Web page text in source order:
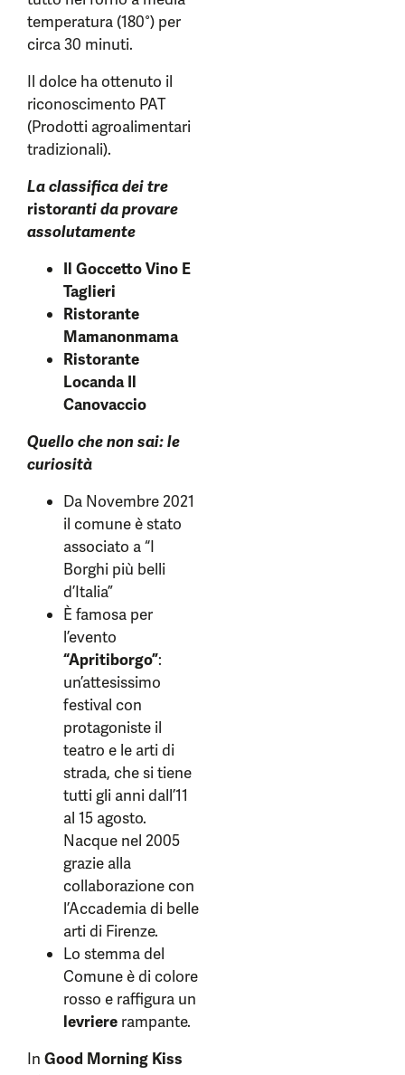
temperatura (180°) per
circa 30 minuti.
Il dolce ha ottenuto il
riconoscimento PAT
(Prodotti agroalimentari
tradizionali).
La classifica dei tre
ristoranti daprovare
assolutamente
Il Goccetto Vino E
Taglieri
Ristorante
Mamanonmama
Ristorante
Locanda Il
Canovaccio
Quello che non sai: le
curiosità
Da Novembre 2021
il comune è stato
associato a “I
Borghi più belli
d’Italia”
È famosa per
l’evento
“Apritiborgo”:
un’attesissimo
festival con
protagoniste il
teatro e le arti di
strada, che si tiene
tutti gli anni dall’11
al 15 agosto.
Nacque nel 2005
grazie alla
collaborazione con
l’Accademia di belle
arti di Firenze.
Lo stemma del
Comune è di colore
rosso e raffigura un
levriere rampante.
In Good Morning Kiss